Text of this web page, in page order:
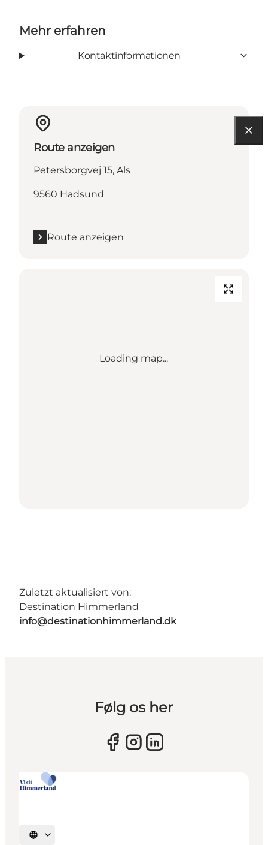
Mehr erfahren
Kontaktinformationen
Route anzeigen
Petersborgvej 15, Als
9560 Hadsund
Route anzeigen
Loading map...
Zuletzt aktualisiert von:
Destination Himmerland
info@destinationhimmerland.dk
Følg os her
Sprache auswählen